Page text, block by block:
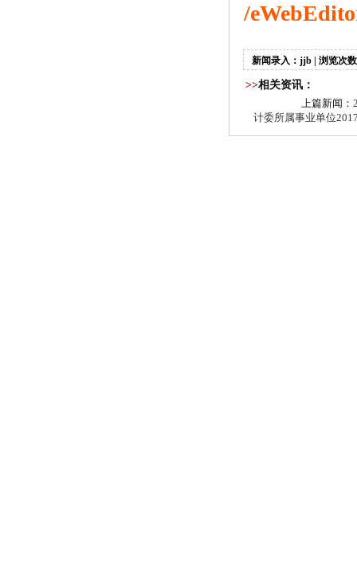
/
新闻录入：jjb | 浏览次数
>>相关资讯：
上篇新闻：
计委所属事业单位